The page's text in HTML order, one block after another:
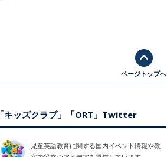
ページトップへ
「キッズクラブ」「ORT」Twitter
児童英語教育に関する国内イベント情報や教